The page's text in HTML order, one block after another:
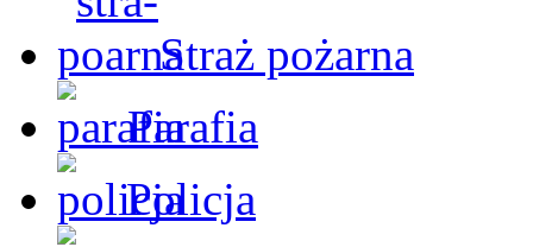
Straż pożarna
Parafia
Policja